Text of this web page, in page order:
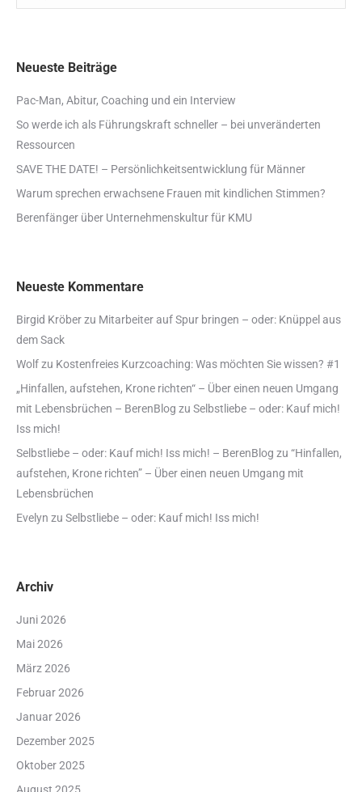
Neueste Beiträge
Pac-Man, Abitur, Coaching und ein Interview
So werde ich als Führungskraft schneller – bei unveränderten
Ressourcen
SAVE THE DATE! – Persönlichkeitsentwicklung für Männer
Warum sprechen erwachsene Frauen mit kindlichen Stimmen?
Berenfänger über Unternehmenskultur für KMU
Neueste Kommentare
Birgid Kröberzu Mitarbeiter auf Spur bringen – oder: Knüppel aus
dem Sack
Wolfzu Kostenfreies Kurzcoaching: Was möchten Sie wissen? #1
„Hinfallen, aufstehen, Krone richten“ – Über einen neuen Umgang
mit Lebensbrüchen – BerenBlog zu Selbstliebe – oder: Kauf mich!
Iss mich!
Selbstliebe – oder: Kauf mich! Iss mich! – BerenBlog zu “Hinfallen,
aufstehen, Krone richten” – Über einen neuen Umgang mit
Lebensbrüchen
Evelyn zu Selbstliebe – oder: Kauf mich! Iss mich!
Archiv
Juni 2026
Mai 2026
März 2026
Februar 2026
Januar 2026
Dezember 2025
Oktober 2025